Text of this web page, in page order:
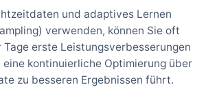
und adaptives Lernen
verwenden, können Sie oft
erste Leistungsverbesserungen
kontinuierliche Optimierung über
zu besseren Ergebnissen führt.